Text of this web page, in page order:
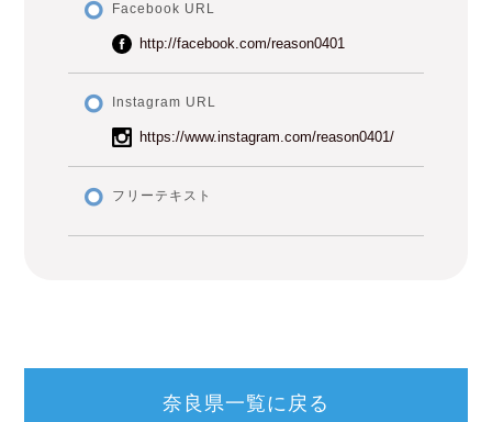
Facebook URL
http://facebook.com/reason0401
Instagram URL
https://www.instagram.com/reason0401/
フリーテキスト
奈良県一覧に戻る